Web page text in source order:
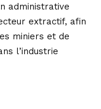
administrative
extractif, afin
miniers et de
l’industrie